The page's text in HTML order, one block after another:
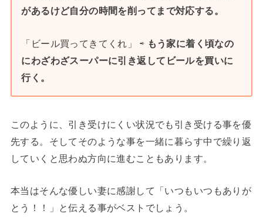
があるけど自分の時間を削ってまで対応する。
「ビール買ってきてくれ」 ⇨ もう家に着く頃なの
にわざわざスーパーに引き返してビールを買いに
行く。
このように、引き受けにくい状況でも引き受ける事を優
先する。そしてそのような事を一緒に暮らす中で繰り返
していくと思わぬ方向に進むこともあります。
本当はそんな優しい妻に感謝して「いつもいつもありが
とう！！」と伝える事がベストでしょう。